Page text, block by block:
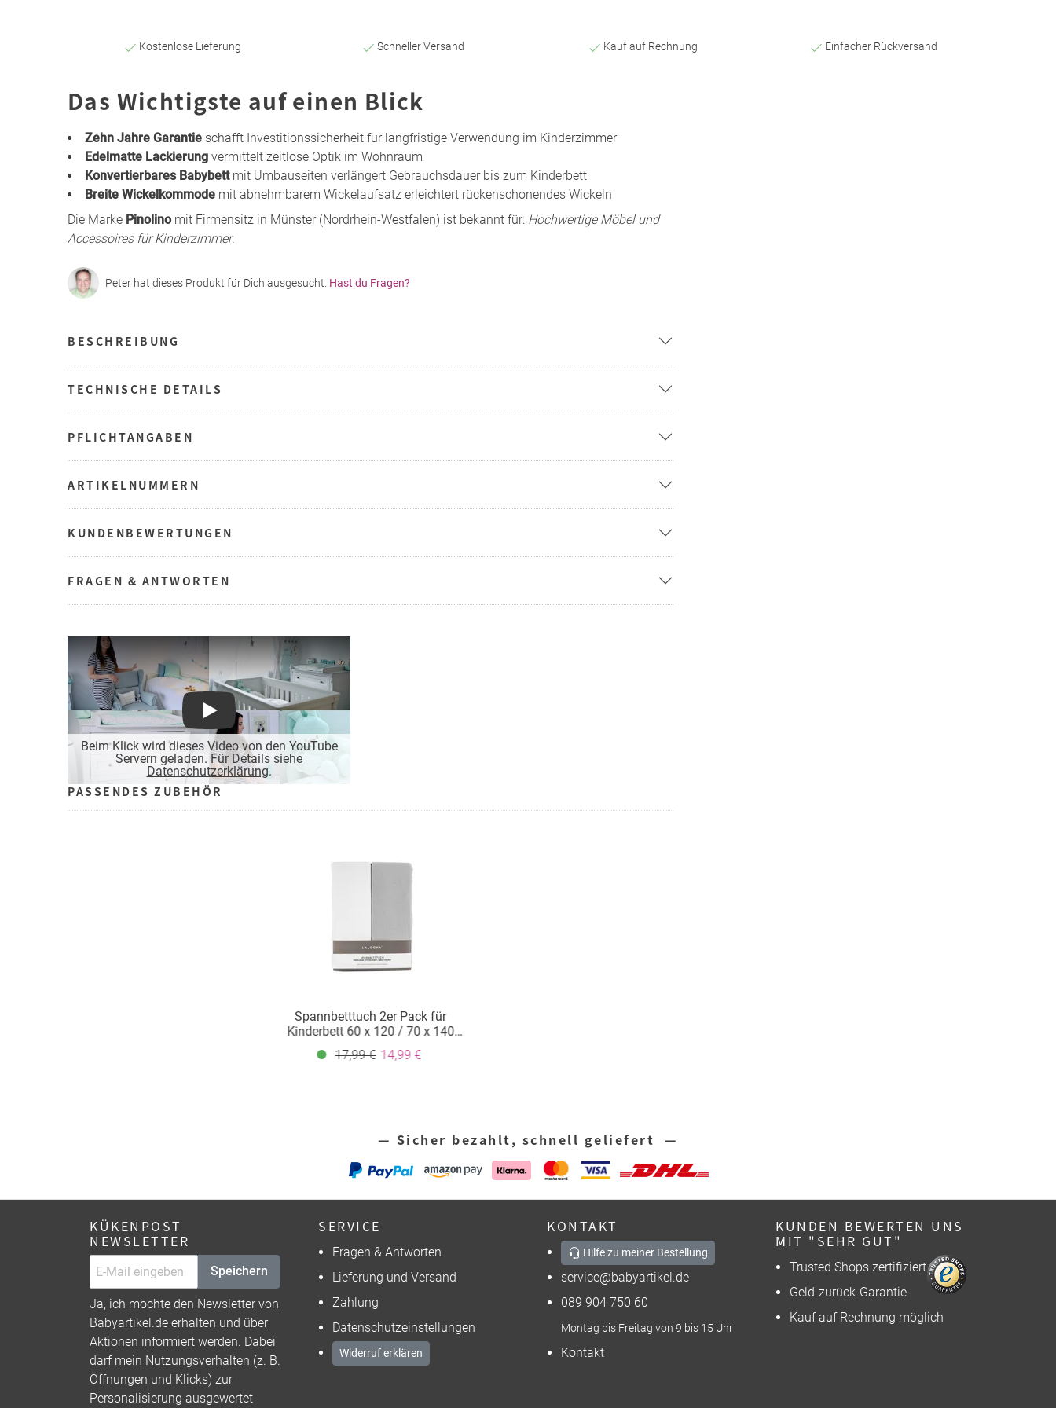
Kostenlose Lieferung Schneller Versand Kauf auf Rechnung Einfacher Rückversand
Das Wichtigste auf einen Blick
Zehn Jahre Garantie schafft Investitionssicherheit für langfristige Verwendung im Kinderzimmer
Edelmatte Lackierung vermittelt zeitlose Optik im Wohnraum
Konvertierbares Babybettmit Umbauseiten verlängert Gebrauchsdauer bis zum Kinderbett
Breite Wickelkommode mit abnehmbarem Wickelaufsatz erleichtert rückenschonendes Wickeln
Die Marke Pinolino mit Firmensitz in Münster (Nordrhein-Westfalen) ist bekannt für: Hochwertige Möbel und
Accessoires für Kinderzimmer.
Peter hat dieses Produkt für Dich ausgesucht. Hast du Fragen?
BESCHREIBUNG
TECHNISCHE DETAILS
PFLICHTANGABEN
ARTIKELNUMMERN
KUNDENBEWERTUNGEN
FRAGEN & ANTWORTEN
Beim Klick wird dieses Video von den YouTube
Servern geladen. Für Details siehe
Datenschutzerklärung.
Play
PASSENDES ZUBEHÖR
Spannbetttuch 2er Pack für
Kinderbett 60 x 120 / 70 x 140
cm - Weiß Hellgrau
17,99 € 14,99 €
— Sicher bezahlt, schnell geliefert —
KÜKENPOST
NEWSLETTER
Speichern
Ja, ich möchte den Newsletter von
Babyartikel.de erhalten und über
Aktionen informiert werden. Dabei
darf mein Nutzungsverhalten (z. B.
Öffnungen und Klicks) zur
Personalisierung ausgewertet
SERVICE
Fragen & Antworten
Lieferung und Versand
Zahlung
Datenschutzeinstellungen
Widerruf erklären
KONTAKT
Hilfe zu meiner Bestellung
service@babyartikel.de
089 904 750 60
Montag bis Freitag von 9 bis 15 Uhr
Kontakt
KUNDEN BEWERTEN UNS
MIT "SEHR GUT"
Trusted Shops zertifiziert
Geld-zurück-Garantie
Kauf auf Rechnung möglich